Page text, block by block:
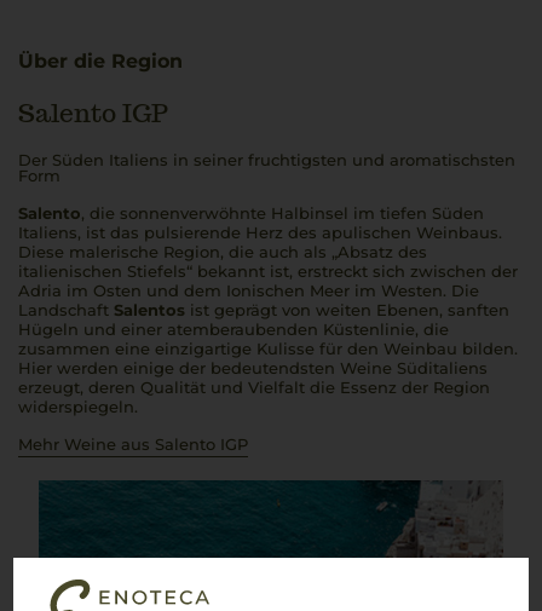
Über die Region
Salento IGP
Der Süden Italiens in seiner fruchtigsten und aromatischsten
Form
Salento, die sonnenverwöhnte Halbinsel im tiefen Süden
Italiens, ist das pulsierende Herz des apulischen Weinbaus.
Diese malerische Region, die auch als „Absatz des
italienischen Stiefels“ bekannt ist, erstreckt sich zwischen der
Adria im Osten und dem Ionischen Meer im Westen. Die
Landschaft Salentos ist geprägt von weiten Ebenen, sanften
Hügeln und einer atemberaubenden Küstenlinie, die
zusammen eine einzigartige Kulisse für den Weinbau bilden.
Hier werden einige der bedeutendsten Weine Süditaliens
erzeugt, deren Qualität und Vielfalt die Essenz der Region
widerspiegeln.
Mehr Weine aus Salento IGP